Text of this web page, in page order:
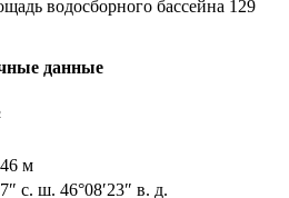
водосборного бассейна 129
данные
м
с. ш. 46°08′23″ в. д.